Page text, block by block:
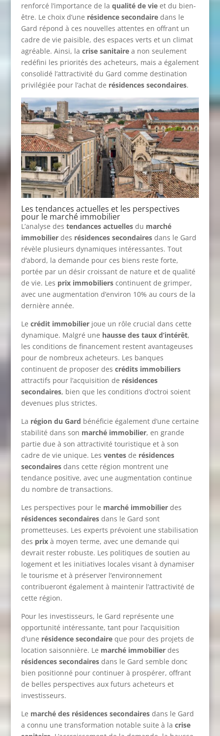
renforcé l’importance de la qualité de vieet du bien-
être. Le choix d’une résidence secondairedans le
Gard répond à ces nouvelles attentes en offrant un
cadre de vie paisible, des espaces verts et un climat
agréable. Ainsi, la crise sanitairea non seulement
redéfini les priorités des acheteurs, mais a également
consolidé l’attractivité du Gard comme destination
privilégiée pour l’achat de résidences secondaires.
Les tendances actuelles et les perspectives
pour le marché immobilier
L’analyse des tendances actuellesdu marché
immobilierdes résidences secondairesdans le Gard
révèle plusieurs dynamiques intéressantes. Tout
d’abord, la demande pour ces biens reste forte,
portée par un désir croissant de nature et de qualité
de vie. Les prix immobilierscontinuent de grimper,
avec une augmentation d’environ 10% au cours de la
dernière année.
Le crédit immobilierjoue un rôle crucial dans cette
dynamique. Malgré une hausse des taux d’intérêt,
les conditions de financement restent avantageuses
pour de nombreux acheteurs. Les banques
continuent de proposer des crédits immobiliers
attractifs pour l’acquisition de résidences
secondaires, bien que les conditions d’octroi soient
devenues plus strictes.
La région du Gard bénéficie également d’une certaine
stabilité dans son marché immobilier, en grande
partie due à son attractivité touristique et à son
cadre de vie unique. Les ventesde résidences
secondairesdans cette région montrent une
tendance positive, avec une augmentation continue
du nombre de transactions.
Les perspectives pour le marché immobilierdes
résidences secondairesdans le Gard sont
prometteuses. Les experts prévoient une stabilisation
des prixà moyen terme, avec une demande qui
devrait rester robuste. Les politiques de soutien au
logement et les initiatives locales visant à dynamiser
le tourisme et à préserver l’environnement
contribueront également à maintenir l’attractivité de
cette région.
Pour les investisseurs, le Gard représente une
opportunité intéressante, tant pour l’acquisition
d’une résidence secondaireque pour des projets de
location saisonnière. Le marché immobilierdes
résidences secondairesdans le Gard semble donc
bien positionné pour continuer à prospérer, offrant
de belles perspectives aux futurs acheteurs et
investisseurs.
Le marché des résidences secondairesdans le Gard
a connu une transformation notable suite à la crise